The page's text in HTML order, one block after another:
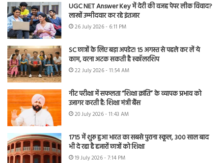
UGC NET Answer Key में देरी की वजह पेपर लीक विवाद?
लाखों उम्मीदवार कर रहे इंतजार
26 July 2026 - 6:11 PM
SC छात्रों के लिए बड़ा अपडेट! 15 अगस्त से पहले कर लें ये
काम, वरना अटक सकती है स्कॉलरशिप
22 July 2026 - 11:54 AM
नीट परीक्षा में सफलता “शिक्षा क्रांति” के व्यापक प्रभाव को
उजागर करती है: शिक्षा मंत्री बैंस
20 July 2026 - 11:43 AM
1715 में शुरू हुआ भारत का सबसे पुराना स्कूल, 300 साल बाद
भी दे रहा है हजारों छात्रों को शिक्षा
19 July 2026 - 7:14 PM